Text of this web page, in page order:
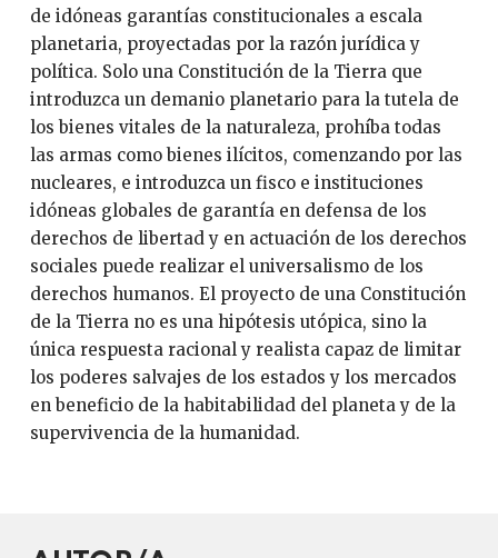
de idóneas garantías constitucionales a escala
planetaria, proyectadas por la razón jurídica y
política. Solo una Constitución de la Tierra que
introduzca un demanio planetario para la tutela de
los bienes vitales de la naturaleza, prohíba todas
las armas como bienes ilícitos, comenzando por las
nucleares, e introduzca un fisco e instituciones
idóneas globales de garantía en defensa de los
derechos de libertad y en actuación de los derechos
sociales puede realizar el universalismo de los
derechos humanos. El proyecto de una Constitución
de la Tierra no es una hipótesis utópica, sino la
única respuesta racional y realista capaz de limitar
los poderes salvajes de los estados y los mercados
en beneficio de la habitabilidad del planeta y de la
supervivencia de la humanidad.